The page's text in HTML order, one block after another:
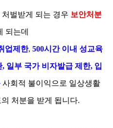
처벌받게 되는 경우 보안처분
되는데
업제한, 500시간 이내 성교육
일부 국가 비자발급 제한, 입
사회적 불이익으로 일상생활
처분을 받게 됩니다.